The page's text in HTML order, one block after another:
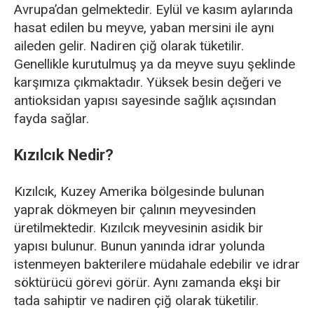
Avrupa’dan gelmektedir. Eylül ve kasım aylarında
hasat edilen bu meyve, yaban mersini ile aynı
aileden gelir. Nadiren çiğ olarak tüketilir.
Genellikle kurutulmuş ya da meyve suyu şeklinde
karşımıza çıkmaktadır. Yüksek besin değeri ve
antioksidan yapısı sayesinde sağlık açısından
fayda sağlar.
Kızılcık Nedir?
Kızılcık, Kuzey Amerika bölgesinde bulunan
yaprak dökmeyen bir çalının meyvesinden
üretilmektedir. Kızılcık meyvesinin asidik bir
yapısı bulunur. Bunun yanında idrar yolunda
istenmeyen bakterilere müdahale edebilir ve idrar
söktürücü görevi görür. Aynı zamanda ekşi bir
tada sahiptir ve nadiren çiğ olarak tüketilir.